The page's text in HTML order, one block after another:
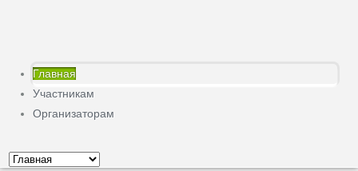
Главная
Участникам
Организаторам